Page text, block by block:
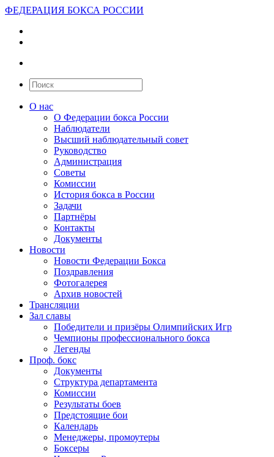
ФЕДЕРАЦИЯ БОКСА РОССИИ
О нас
О Федерации бокса России
Наблюдатели
Высший наблюдательный совет
Руководство
Администрация
Советы
Комиссии
История бокса в России
Задачи
Партнёры
Контакты
Документы
Новости
Новости Федерации Бокса
Поздравления
Фотогалерея
Архив новостей
Трансляции
Зал славы
Победители и призёры Олимпийских Игр
Чемпионы профессионального бокса
Легенды
Проф. бокс
Документы
Структура департамента
Комиссии
Результаты боев
Предстоящие бои
Календарь
Менеджеры, промоутеры
Боксеры